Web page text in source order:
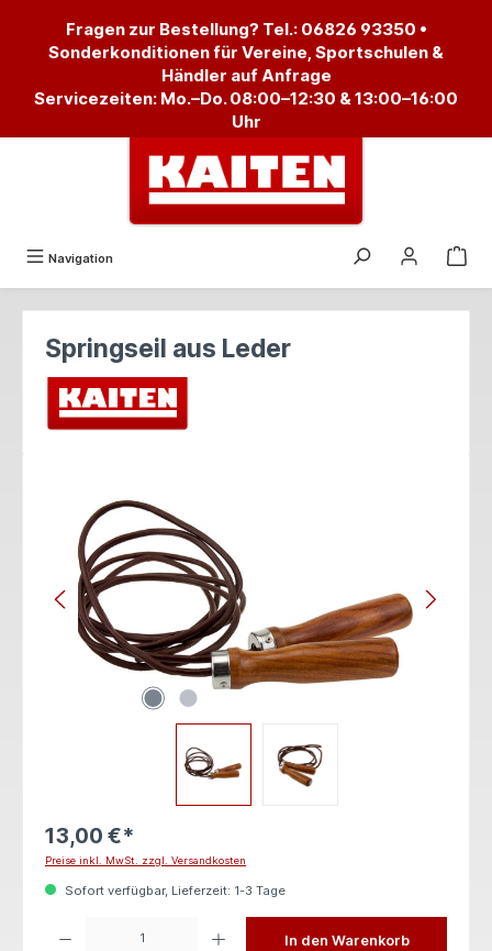
Fragen zur Bestellung? Tel.: 06826 93350 •
Sonderkonditionen für Vereine, Sportschulen &
Händler auf Anfrage
Servicezeiten: Mo.–Do. 08:00–12:30 & 13:00–16:00
Uhr
Navigation
Springseil aus Leder
13,00 €*
Preise inkl. MwSt. zzgl. Versandkosten
Sofort verfügbar, Lieferzeit: 1-3 Tage
In den Warenkorb